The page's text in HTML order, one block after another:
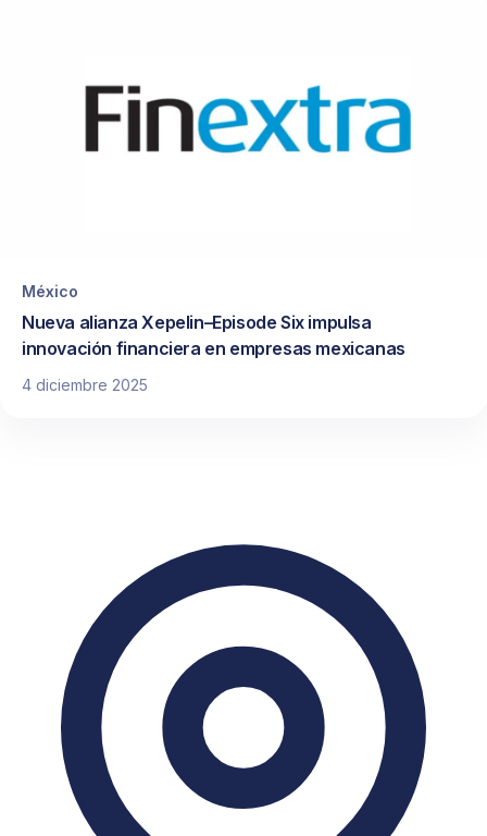
México
Nueva alianza Xepelin–Episode Six impulsa
innovación financiera en empresas mexicanas
4 diciembre 2025